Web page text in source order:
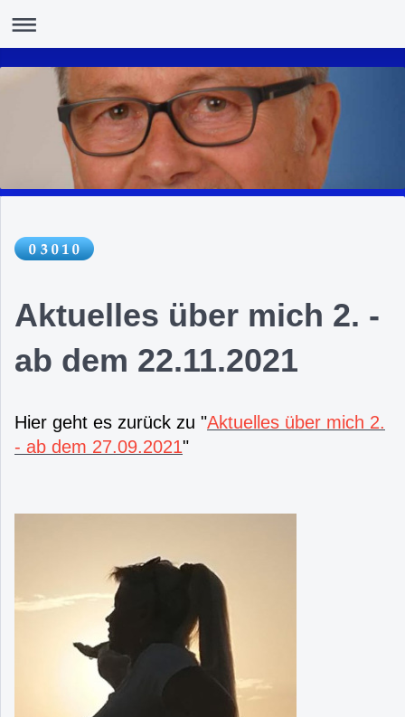
Aktuelles über mich 2. -
ab dem 22.11.2021
Hier geht es zurück zu "Aktuelles über mich 2.
- ab dem 27.09.2021"